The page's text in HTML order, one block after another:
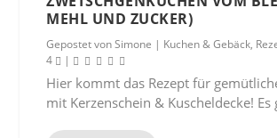
MEHL UND ZUCKER)
Gepostet vonSimone | Kuchen & Gebäck,
4
|
Hier kommt das Rezept für
mit Kerzenschein & Kuscheldecke! Es